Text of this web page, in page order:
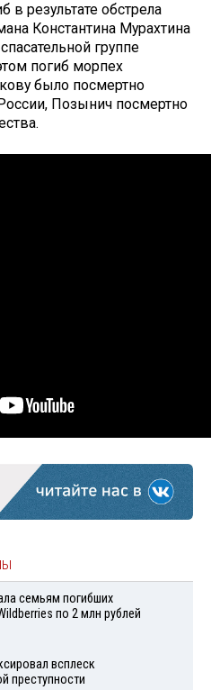
результате обстрела
Константина Мурахтина
группе
погиб морпех
было посмертно
Позынич посмертно
семьям погибших
по 2 млн рублей
всплеск
преступности